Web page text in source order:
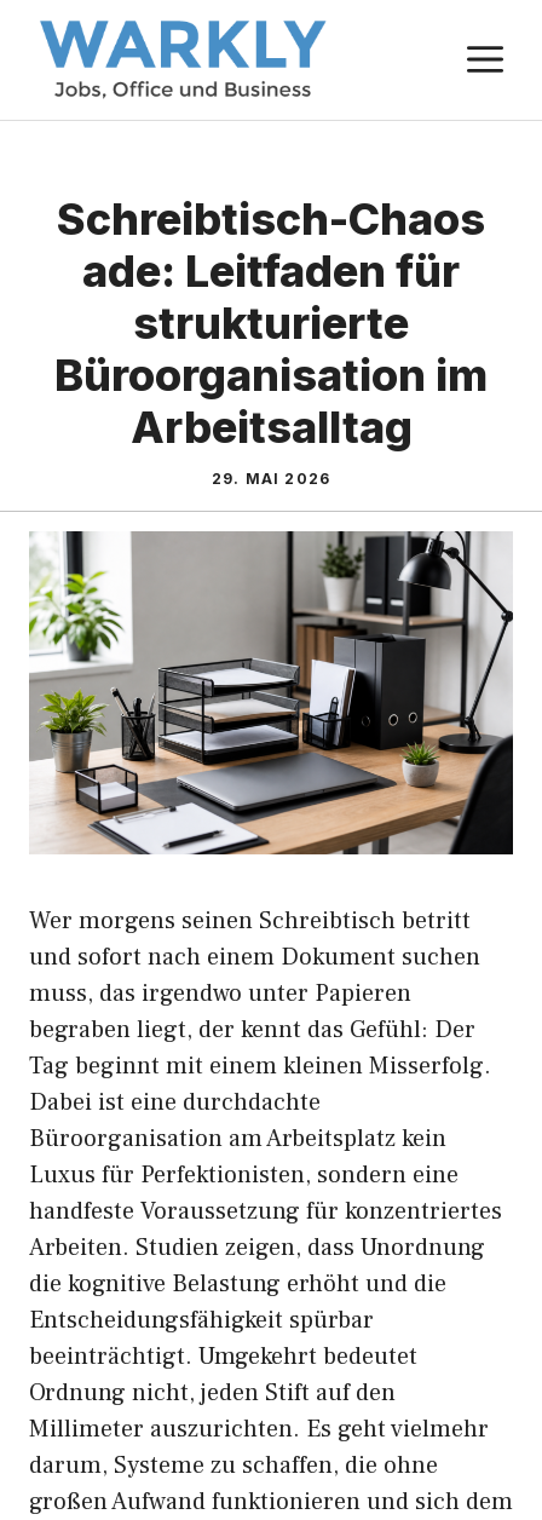
Zum
Inhalt
springen
Schreibtisch-Chaos
ade: Leitfaden für
strukturierte
Büroorganisation im
Arbeitsalltag
29. MAI 2026
Wer morgens seinen Schreibtisch betritt
und sofort nach einem Dokument suchen
muss, das irgendwo unter Papieren
begraben liegt, der kennt das Gefühl: Der
Tag beginnt mit einem kleinen Misserfolg.
Dabei ist eine durchdachte
Büroorganisation am Arbeitsplatz kein
Luxus für Perfektionisten, sondern eine
handfeste Voraussetzung für konzentriertes
Arbeiten. Studien zeigen, dass Unordnung
die kognitive Belastung erhöht und die
Entscheidungsfähigkeit spürbar
beeinträchtigt. Umgekehrt bedeutet
Ordnung nicht, jeden Stift auf den
Millimeter auszurichten. Es geht vielmehr
darum, Systeme zu schaffen, die ohne
großen Aufwand funktionieren und sich dem